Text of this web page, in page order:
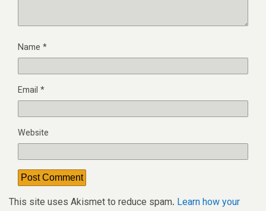
Name *
Email *
Website
This site uses Akismet to reduce spam. Learn how your